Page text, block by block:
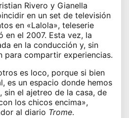
Rivero y Gianella
en un set de televisión
en «Lalola», teleserie
en el 2007. Esta vez, la
en la conducción y, sin
para compartir experiencias.
es loco, porque si bien
es un espacio donde hemos
sin el ajetreo de la casa, de
los chicos encima»,
al diario Trome.